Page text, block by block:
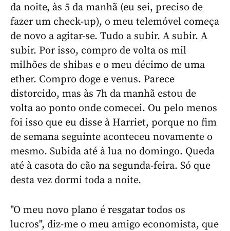
da noite, às 5 da manhã (eu sei, preciso de
fazer um check-up), o meu telemóvel começa
de novo a agitar-se. Tudo a subir. A subir. A
subir. Por isso, compro de volta os mil
milhões de shibas e o meu décimo de uma
ether. Compro doge e venus. Parece
distorcido, mas às 7h da manhã estou de
volta ao ponto onde comecei. Ou pelo menos
foi isso que eu disse à Harriet, porque no fim
de semana seguinte aconteceu novamente o
mesmo. Subida até à lua no domingo. Queda
até à casota do cão na segunda-feira. Só que
desta vez dormi toda a noite.
"O meu novo plano é resgatar todos os
lucros", diz-me o meu amigo economista, que